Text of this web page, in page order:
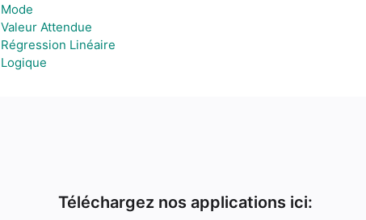
Mode
Valeur Attendue
Régression Linéaire
Logique
Téléchargez nos applications ici: